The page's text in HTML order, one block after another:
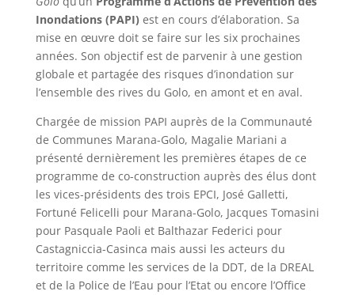
Inondations (PAPI) est en cours d’élaboration. Sa
mise en œuvre doit se faire sur les six prochaines
années. Son objectif est de parvenir à une gestion
globale et partagée des risques d’inondation sur
l’ensemble des rives du Golo, en amont et en aval.
Chargée de mission PAPI auprès de la Communauté
de Communes Marana-Golo, Magalie Mariani a
présenté dernièrement les premières étapes de ce
programme de co-construction auprès des élus dont
les vices-présidents des trois EPCI, José Galletti,
Fortuné Felicelli pour Marana-Golo, Jacques Tomasini
pour Pasquale Paoli et Balthazar Federici pour
Castagniccia-Casinca mais aussi les acteurs du
territoire comme les services de la DDT, de la DREAL
et de la Police de l’Eau pour l’Etat ou encore l’Office